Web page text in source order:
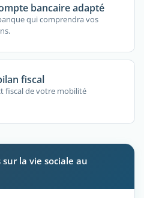
bancaire adapté
qui comprendra vos
fiscal
fiscal de votre mobilité
la vie sociale au